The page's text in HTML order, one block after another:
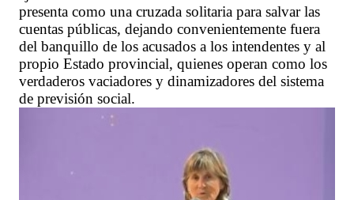
presenta como una cruzada solitaria para salvar las
cuentas públicas, dejando convenientemente fuera
del banquillo de los acusados a los intendentes y al
propio Estado provincial, quienes operan como los
verdaderos vaciadores y dinamizadores del sistema
de previsión social.